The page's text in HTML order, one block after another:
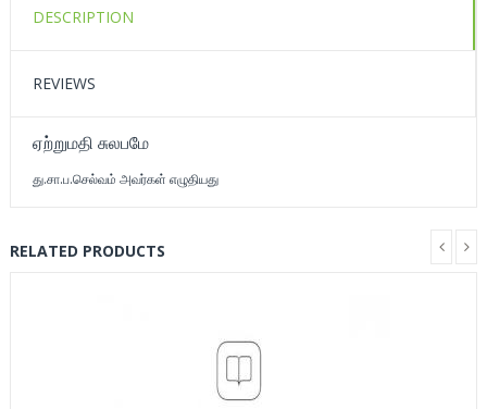
DESCRIPTION
REVIEWS
ஏற்றுமதி சுலபமே
து.சா.ப.செல்வம் அவர்கள் எழுதியது
RELATED PRODUCTS